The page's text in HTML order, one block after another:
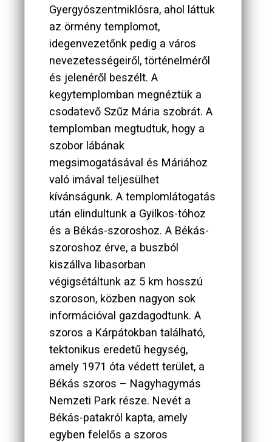
Gyergyószentmiklósra, ahol láttuk
az örmény templomot,
idegenvezetőnk pedig a város
nevezetességeiről, történelméről
és jelenéről beszélt. A
kegytemplomban megnéztük a
csodatevő Szűz Mária szobrát. A
templomban megtudtuk, hogy a
szobor lábának
megsimogatásával és Máriához
való imával teljesülhet
kívánságunk. A templomlátogatás
után elindultunk a Gyilkos-tóhoz
és a Békás-szoroshoz. A Békás-
szoroshoz érve, a buszból
kiszállva libasorban
végigsétáltunk az 5 km hosszú
szoroson, közben nagyon sok
információval gazdagodtunk. A
szoros a Kárpátokban található,
tektonikus eredetű hegység,
amely 1971 óta védett terület, a
Békás szoros – Nagyhagymás
Nemzeti Park része. Nevét a
Békás-patakról kapta, amely
egyben felelős a szoros